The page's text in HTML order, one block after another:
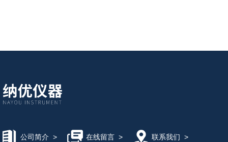
公司简介 > 在线留言> 联系我们 >